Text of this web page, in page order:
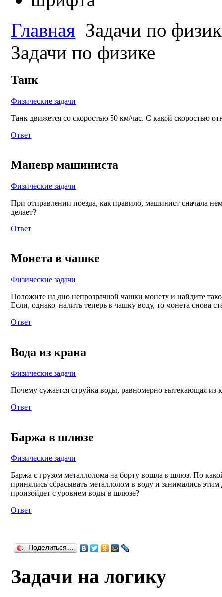
Главная Задачи по
Задачи по физике
Танк
Физические задачи
Танк движется со скоростью 50 км/час. С какой скоростью
Ответ
Маневр машиниста
Физические задачи
При отправлении поезда, как правило, машинист сначала
делает?
Ответ
Монета в чашке
Физические задачи
Положите на дно непрозрачной чашки монету и найдите
Если, однако, налить теперь в чашку воду, то монета снова
Ответ
Вода из крана
Физические задачи
Почему сужается струйка воды, равномерно вытекающая из
Ответ
Баржа в шлюзе
Физические задачи
Баржа с грузом металлолома на борту вошла в шлюз. По
принялись сбрасывать металлолом в воду и занимались
произойдет с уровнем воды в шлюзе?
Ответ
Поделиться…
Задачи на логику